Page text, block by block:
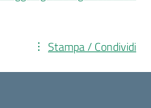
Stampa / Condividi